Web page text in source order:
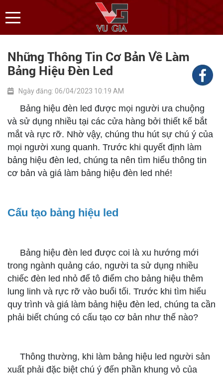
Những Thông Tin Cơ Bản Về Làm
Bảng Hiệu Đèn Led
Ngày đăng: 06/04/2023 10:19 AM
Bảng hiệu đèn led được mọi người ưa chuộng
và sử dụng nhiều tại các cửa hàng bởi thiết kế bắt
mắt và rực rỡ. Nhờ vậy, chúng thu hút sự chú ý của
mọi người xung quanh. Trước khi quyết định làm
bảng hiệu đèn led, chúng ta nên tìm hiểu thông tin
cơ bản và giá làm bảng hiệu đèn led nhé!
Cấu tạo bảng hiệu led
Bảng hiệu đèn led được coi là xu hướng mới
trong ngành quảng cáo, người ta sử dụng nhiều
chiếc đèn led nhỏ để tô điểm cho bảng hiệu thêm
lung linh và rực rỡ vào buổi tối. Trước khi tìm hiểu
quy trình và giá làm bảng hiệu đèn led, chúng ta cần
phải biết chúng có cấu tạo cơ bản như thế nào?
Thông thường, khi làm bảng hiệu led người sản
xuất phải đặc biệt chú ý đến phần khung vỏ của